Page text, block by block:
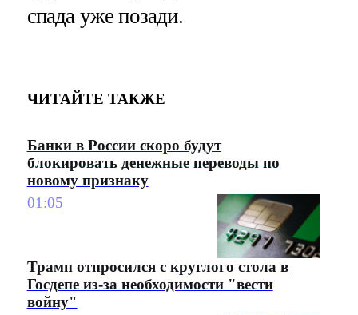
спада уже позади.
ЧИТАЙТЕ ТАКЖЕ
Банки в России скоро будут
блокировать денежные переводы по
новому признаку
01:05
Трамп отпросился с круглого стола в
Госдепе из-за необходимости "вести
войну"